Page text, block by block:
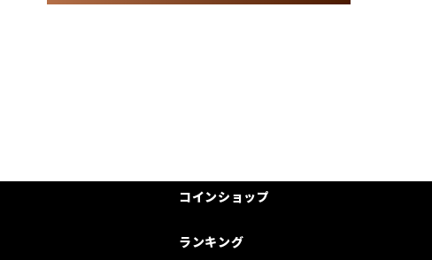
コインショップ
ランキング